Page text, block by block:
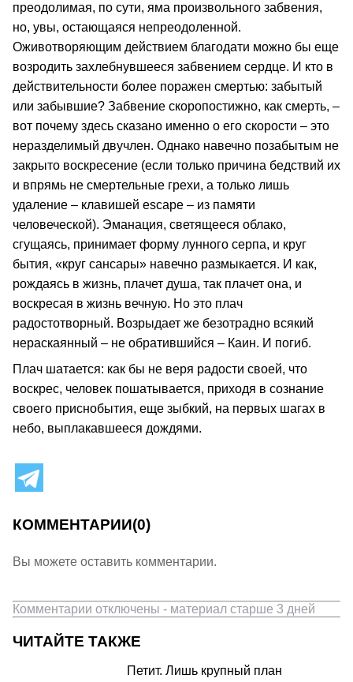
преодолимая, по сути, яма произвольного забвения,
но, увы, остающаяся непреодоленной.
Оживотворяющим действием благодати можно бы еще
возродить захлебнувшееся забвением сердце. И кто в
действительности более поражен смертью: забытый
или забывшие? Забвение скоропостижно, как смерть, –
вот почему здесь сказано именно о его скорости – это
неразделимый двучлен. Однако навечно позабытым не
закрыто воскресение (если только причина бедствий их
и впрямь не смертельные грехи, а только лишь
удаление – клавишей escape – из памяти
человеческой). Эманация, светящееся облако,
сгущаясь, принимает форму лунного серпа, и круг
бытия, «круг сансары» навечно размыкается. И как,
рождаясь в жизнь, плачет душа, так плачет она, и
воскресая в жизнь вечную. Но это плач
радостотворный. Возрыдает же безотрадно всякий
нераскаянный – не обратившийся – Каин. И погиб.
Плач шатается: как бы не веря радости своей, что
воскрес, человек пошатывается, приходя в сознание
своего приснобытия, еще зыбкий, на первых шагах в
небо, выплакавшееся дождями.
КОММЕНТАРИИ(0)
Вы можете оставить комментарии.
Комментарии отключены - материал старше 3 дней
ЧИТАЙТЕ ТАКЖЕ
Петит. Лишь крупный план